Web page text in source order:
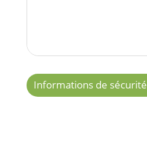
Informations de sécurité